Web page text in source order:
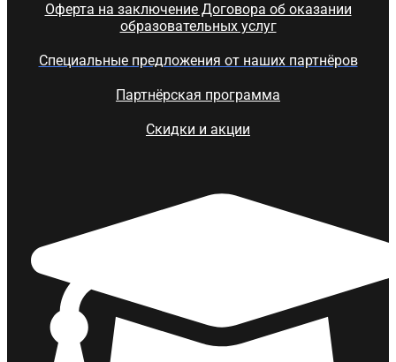
Оферта на заключение Договора об оказании
образовательных услуг
Специальные предложения от наших партнёров
Партнёрская программа
Скидки и акции